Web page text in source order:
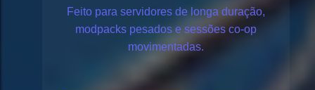
Feito para servidores de longa duração,
modpacks pesados e sessões co-op
movimentadas.